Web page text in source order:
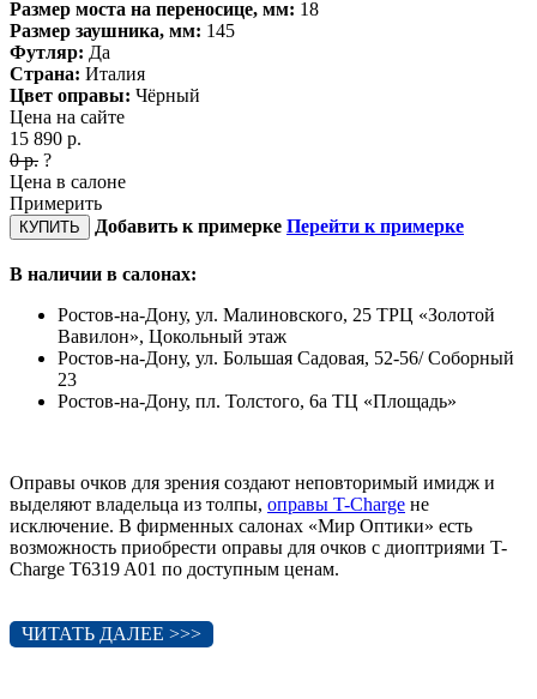
Размер моста на переносице, мм: 18
Размер заушника, мм: 145
Футляр: Да
Страна: Италия
Цвет оправы: Чёрный
Цена на сайте
15 890 р.
0р. ?
Цена в салоне
Примерить
КУПИТЬ Добавить к примерке Перейти к примерке
В наличии в салонах:
Ростов-на-Дону, ул. Малиновского, 25 ТРЦ «Золотой
Вавилон», Цокольный этаж
Ростов-на-Дону, ул. Большая Садовая, 52-56/ Соборный
23
Ростов-на-Дону, пл. Толстого, 6а ТЦ «Площадь»
Оправы очков для зрения создают неповторимый имидж и
выделяют владельца из толпы, оправы T-Charge не
исключение. В фирменных салонах «Мир Оптики» есть
возможность приобрести оправы для очков с диоптриями T-
Charge T6319 A01 по доступным ценам.
ЧИТАТЬ ДАЛЕЕ >>>